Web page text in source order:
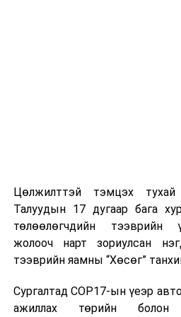
ӨМНӨХ МЭДЭЭ
Нэгдүгээр эгнээнд түр ба
хэрэгжилтийг хангуулах
нааж эхэлжээ
Цөлжилттэй тэмцэх
Талуудын 17 дугаар бага
төлөөлөгчдийн тээврийн
жолооч нарт зориулсан
тээврийн яамны “Хөсөг”
Сургалтад COP17-ын үеэр
ажиллах төрийн болон